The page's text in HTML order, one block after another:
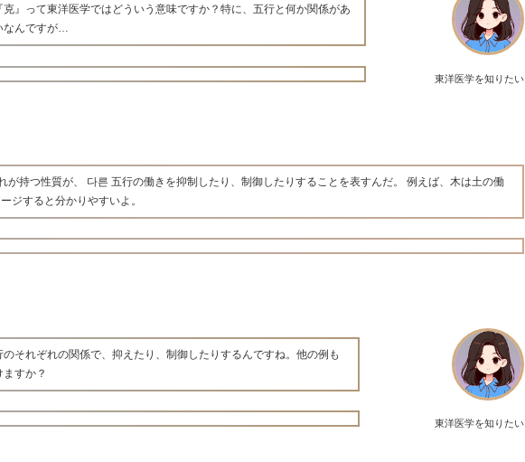
東洋医学を知りたい
克』って東洋医学ではどういう意味ですか？特に、五行と何か関係があ
なんですが…
持つ性質が、 다른 五行の働きを抑制したり、制御したりすることを表すんだ。 例えば、木は土の働
ジすると分かりやすいよ。
東洋医学を知りたい
のそれぞれの関係で、抑えたり、制御したりするんですね。他の例も
すか？